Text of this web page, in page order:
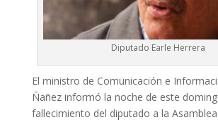
Diputado Earle Herrera
El ministro de Comunicación e
Ñañez informó la noche de este
fallecimiento del diputado a la